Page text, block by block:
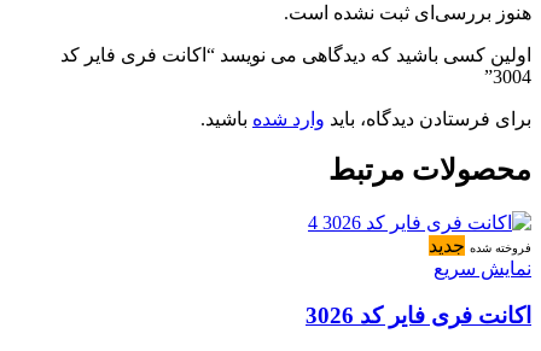
هنوز بررسی‌ای ثبت نشده است.
اولین کسی باشید که دیدگاهی می نویسد “اکانت فری فایر کد
3004”
برای فرستادن دیدگاه، باید وارد شده باشید.
محصولات مرتبط
فروخته شده جدید
نمایش سریع
اکانت فری فایر کد 3026